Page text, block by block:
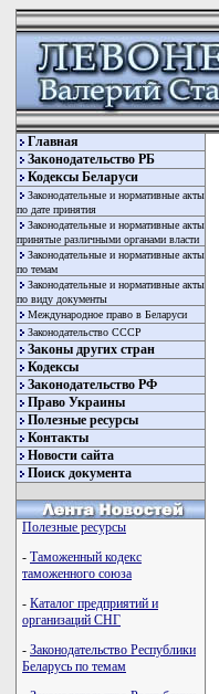
Главная
Законодательство РБ
Кодексы Беларуси
Законодательные и нормативные акты
по дате принятия
Законодательные и нормативные акты
принятые различными органами власти
Законодательные и нормативные акты
по темам
Законодательные и нормативные акты
по виду документы
Международное право в Беларуси
Законодательство СССР
Законы других стран
Кодексы
Законодательство РФ
Право Украины
Полезные ресурсы
Контакты
Новости сайта
Поиск документа
Полезные ресурсы
- Таможенный кодекс
таможенного союза
- Каталог предприятий и
организаций СНГ
- Законодательство Республики
Беларусь по темам